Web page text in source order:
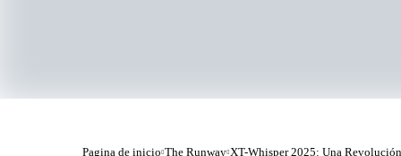
Pagina de inicio The Runway XT-Whisper 2025: Una